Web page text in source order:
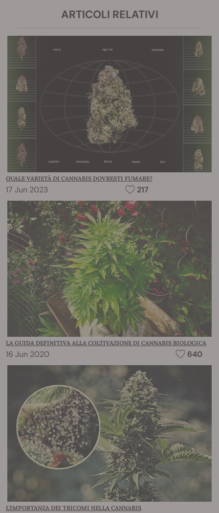
ARTICOLI RELATIVI
QUALE VARIETÀ DI CANNABIS DOVRESTI FUMARE?
17 Jun 2023 217
LA GUIDA DEFINITIVA ALLA COLTIVAZIONE DI CANNABIS BIOLOGICA
16 Jun 2020 640
L'IMPORTANZA DEI TRICOMI NELLA CANNABIS